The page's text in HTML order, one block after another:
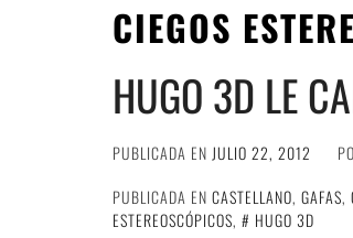
CIEGOS
HUGO 3D LE
PUBLICADA EN JULIO 22, 2012
PUBLICADA EN CASTELLANO, GAFAS,
ESTEREOSCÓPICOS,
HUGO 3D